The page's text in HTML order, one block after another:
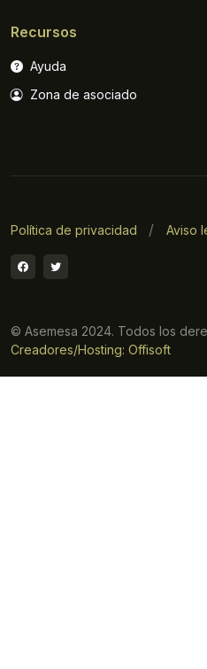
Recursos
Ayuda
Zona de asociado
Política de privacidad Aviso
© Asemesa 2024. Todos los
Creadores/Hosting: Offisoft